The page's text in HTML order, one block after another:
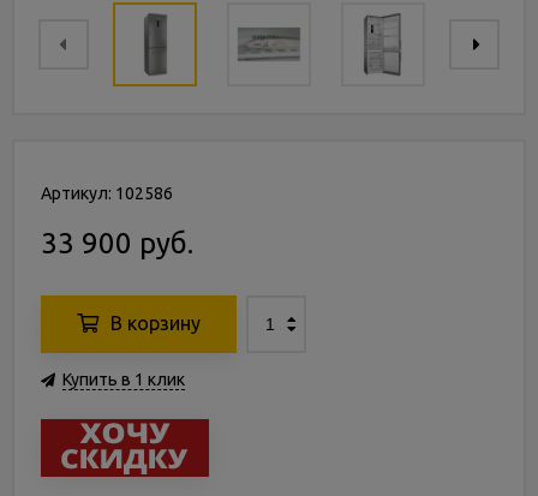
Артикул: 102586
33 900 руб.
В корзину
Купить в 1 клик